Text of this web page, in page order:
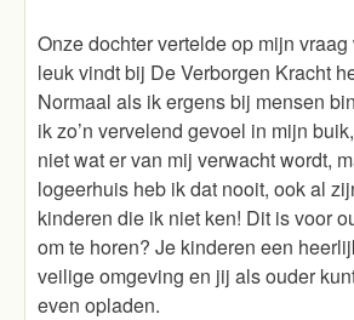
Onze dochter vertelde op mijn
leuk vindt bij De Verborgen Kracht
Normaal als ik ergens bij mensen
ik zo’n vervelend gevoel in mijn
niet wat er van mij verwacht wordt,
logeerhuis heb ik dat nooit, ook al
kinderen die ik niet ken! Dit is voor
om te horen? Je kinderen een
veilige omgeving en jij als ouder
even opladen.